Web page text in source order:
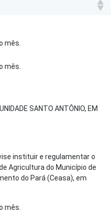
mês.
mês.
SANTO ANTÔNIO, EM
instituir e regulamentar o
Agricultura do Município de
do Pará (Ceasa), em
mês.